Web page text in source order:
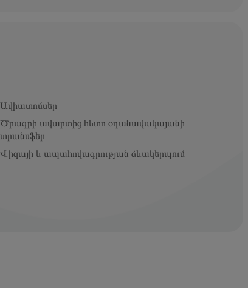
Ավիատոմսեր
Ծրագրի ավարտից հետո օդանավակայանի
տրանսֆեր
Վիզայի և ապահովագրության ձևակերպում